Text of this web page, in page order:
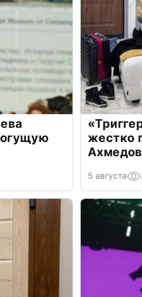
жестко
5 августа